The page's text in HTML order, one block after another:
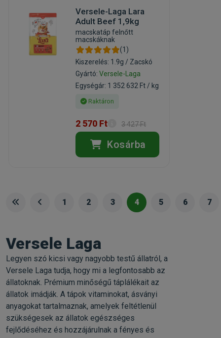
Versele-Laga Lara
Adult Beef 1,9kg
macskatáp felnőtt
macskáknak
(1)
Kiszerelés: 1.9g / Zacskó
Gyártó:Versele-Laga
Egységár: 1 352 632 Ft / kg
Raktáron
2 570 Ft 3 427 Ft
Kosárba
1 2 3 4 5 6 7
Versele Laga
Legyen szó kicsi vagy nagyobb testű állatról, a
Versele Laga tudja, hogy mi a legfontosabb az
állatoknak. Prémium minőségű táplálékait az
állatok imádják. A tápok vitaminokat, ásványi
anyagokat tartalmaznak, amelyek feltétlenül
szükségesek az állatok egészséges
fejlődéséhez és hozzájárulnak a fényes és